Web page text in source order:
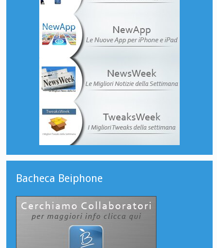
Bacheca Beiphone